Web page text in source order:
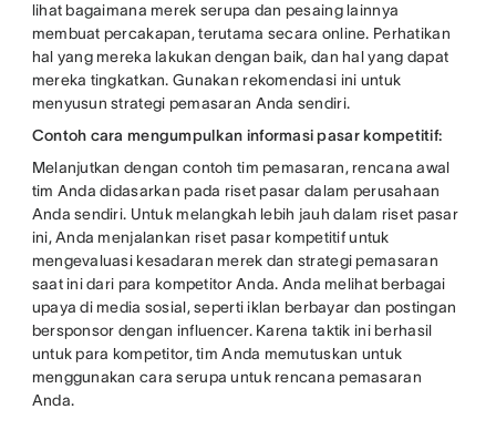
lihat bagaimana merek serupa dan pesaing lainnya
membuat percakapan, terutama secara online. Perhatikan
hal yang mereka lakukan dengan baik, dan hal yang dapat
mereka tingkatkan. Gunakan rekomendasi ini untuk
menyusun strategi pemasaran Anda sendiri.
Contoh cara mengumpulkan informasi pasar kompetitif:
Melanjutkan dengan contoh tim pemasaran, rencana awal
tim Anda didasarkan pada riset pasar dalam perusahaan
Anda sendiri. Untuk melangkah lebih jauh dalam riset pasar
ini, Anda menjalankan riset pasar kompetitif untuk
mengevaluasi kesadaran merek dan strategi pemasaran
saat ini dari para kompetitor Anda. Anda melihat berbagai
upaya di media sosial, seperti iklan berbayar dan postingan
bersponsor dengan influencer. Karena taktik ini berhasil
untuk para kompetitor, tim Anda memutuskan untuk
menggunakan cara serupa untuk rencana pemasaran
Anda.